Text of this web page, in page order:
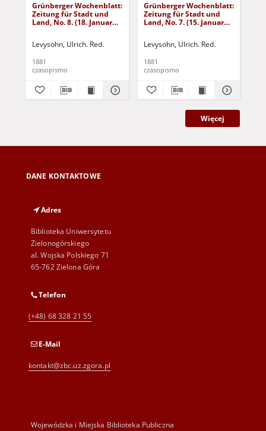
Grünberger Wochenblatt:
Zeitung für Stadt und
Land, No. 8. (18. Januar
Levysohn, Ulrich. Red.
1881
czasopismo
Grünberger Wochenblatt:
Zeitung für Stadt und
Land, No. 7. (15. Januar
Levysohn, Ulrich. Red.
1881
czasopismo
Więcej
DANE KONTAKTOWE
Adres
Biblioteka Uniwersytetu
Zielonogórskiego
al. Wojska Polskiego 71
65-762 Zielona Góra
Telefon
(+48) 68 328 21 55
E-Mail
kontakt@zbc.uz.zgora.pl
Wojewódzka i Miejska Biblioteka Publiczna